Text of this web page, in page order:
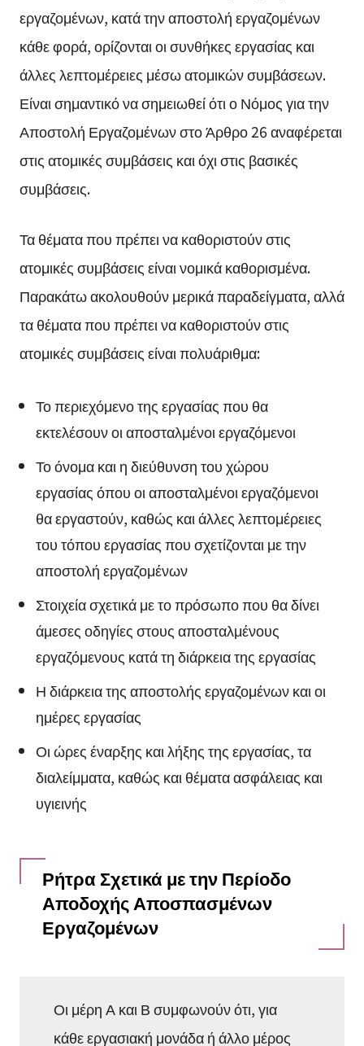
εργαζομένων, κατά την αποστολή εργαζομένων
κάθε φορά, ορίζονται οι συνθήκες εργασίας και
άλλες λεπτομέρειες μέσω ατομικών συμβάσεων.
Είναι σημαντικό να σημειωθεί ότι ο Νόμος για την
Αποστολή Εργαζομένων στο Άρθρο 26 αναφέρεται
στις ατομικές συμβάσεις και όχι στις βασικές
συμβάσεις.
Τα θέματα που πρέπει να καθοριστούν στις
ατομικές συμβάσεις είναι νομικά καθορισμένα.
Παρακάτω ακολουθούν μερικά παραδείγματα, αλλά
τα θέματα που πρέπει να καθοριστούν στις
ατομικές συμβάσεις είναι πολυάριθμα:
Το περιεχόμενο της εργασίας που θα
εκτελέσουν οι αποσταλμένοι εργαζόμενοι
Το όνομα και η διεύθυνση του χώρου
εργασίας όπου οι αποσταλμένοι εργαζόμενοι
θα εργαστούν, καθώς και άλλες λεπτομέρειες
του τόπου εργασίας που σχετίζονται με την
αποστολή εργαζομένων
Στοιχεία σχετικά με το πρόσωπο που θα δίνει
άμεσες οδηγίες στους αποσταλμένους
εργαζόμενους κατά τη διάρκεια της εργασίας
Η διάρκεια της αποστολής εργαζομένων και οι
ημέρες εργασίας
Οι ώρες έναρξης και λήξης της εργασίας, τα
διαλείμματα, καθώς και θέματα ασφάλειας και
υγιεινής
Ρήτρα Σχετικά με την Περίοδο
Αποδοχής Αποσπασμένων
Εργαζομένων
Οι μέρη Α και Β συμφωνούν ότι, για
κάθε εργασιακή μονάδα ή άλλο μέρος